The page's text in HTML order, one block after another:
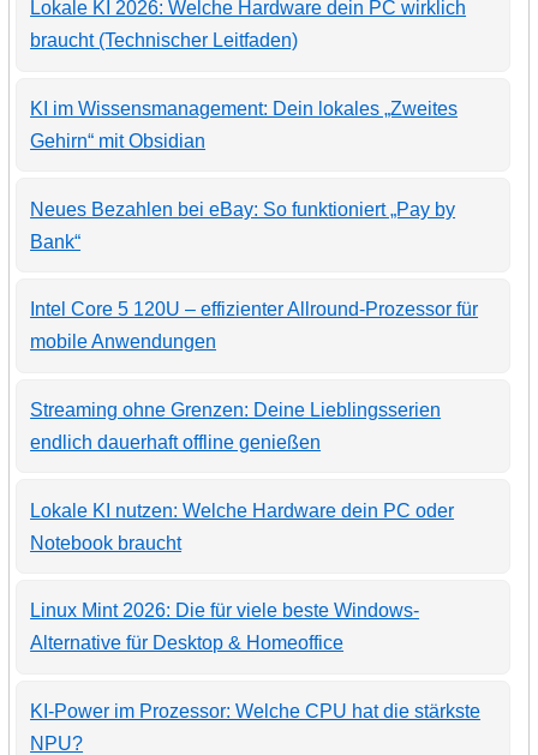
Lokale KI 2026: Welche Hardware dein PC wirklich
braucht (Technischer Leitfaden)
KI im Wissensmanagement: Dein lokales „Zweites
Gehirn“ mit Obsidian
Neues Bezahlen bei eBay: So funktioniert „Pay by
Bank“
Intel Core 5 120U – effizienter Allround-Prozessor für
mobile Anwendungen
Streaming ohne Grenzen: Deine Lieblingsserien
endlich dauerhaft offline genießen
Lokale KI nutzen: Welche Hardware dein PC oder
Notebook braucht
Linux Mint 2026: Die für viele beste Windows-
Alternative für Desktop & Homeoffice
KI-Power im Prozessor: Welche CPU hat die stärkste
NPU?